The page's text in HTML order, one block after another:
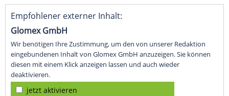
Empfohlener externer Inhalt:
Glomex GmbH
Wir benötigen Ihre Zustimmung, um den von unserer Redaktion
eingebundenen Inhalt von Glomex GmbH anzuzeigen. Sie können
diesen mit einem Klick anzeigen lassen und auch wieder
deaktivieren.
jetzt aktivieren